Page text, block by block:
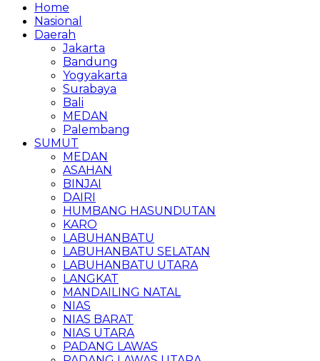
Home
Nasional
Daerah
Jakarta
Bandung
Yogyakarta
Surabaya
Bali
MEDAN
Palembang
SUMUT
MEDAN
ASAHAN
BINJAI
DAIRI
HUMBANG HASUNDUTAN
KARO
LABUHANBATU
LABUHANBATU SELATAN
LABUHANBATU UTARA
LANGKAT
MANDAILING NATAL
NIAS
NIAS BARAT
NIAS UTARA
PADANG LAWAS